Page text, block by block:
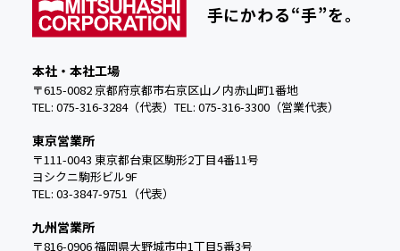
手にかわる“手”を。
本社・本社工場
〒615-0082 京都府京都市右京区山ノ内赤山町1番地
TEL: 075-316-3284（代表） TEL: 075-316-3300（営業代表）
東京営業所
〒111-0043 東京都台東区駒形2丁目4番11号
ヨシクニ駒形ビル9F
TEL: 03-3847-9751（代表）
九州営業所
〒816-0906 福岡県大野城市中1丁目5番3号